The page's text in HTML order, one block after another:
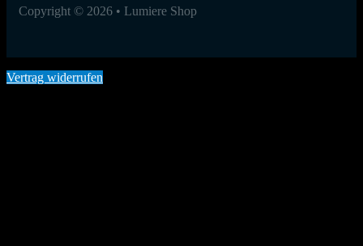
Copyright © 2026 • Lumiere Shop
Vertrag widerrufen